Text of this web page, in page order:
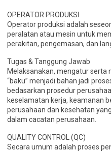
OPERATOR PRODUKSI
Operator produksi adalah
peralatan atau mesin untuk
perakitan, pengemasan, dan
Tugas & Tanggung Jawab
Melaksanakan, mengatur serta
“baku” menjadi bahan jadi
bedasarkan prosedur
keselamatan kerja, keamanan
perusahaan dan kesehatan
dalam cacatan perusahaan.
QUALITY CONTROL (QC)
Secara umum adalah proses